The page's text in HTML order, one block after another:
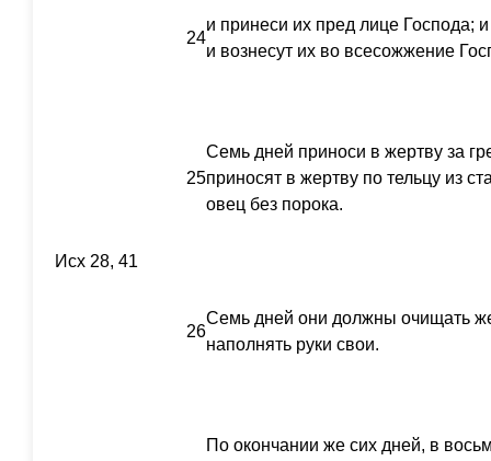
24
и принеси их пред лице Господа;
и вознесут их во всесожжение
25
Семь дней приноси в жертву за
приносят в жертву по тельцу из
овец без порока.
Исх 28, 41
26
Семь дней они должны очищать
наполнять руки свои.
По окончании же сих дней, в